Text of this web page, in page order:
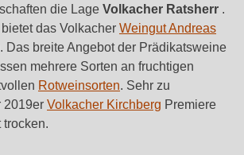
die Lage Volkacher Ratsherr .
das Volkacher Weingut Andreas
Das breite Angebot der Prädikatsweine
mehrere Sorten an fruchtigen
Rotweinsorten. Sehr zu
2019er Volkacher Kirchberg Premiere
trocken.